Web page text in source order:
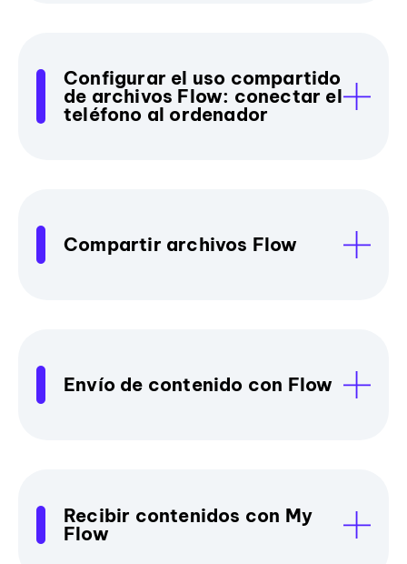
Configurar el uso compartido
de archivos Flow: conectar el
teléfono al ordenador
Compartir archivos Flow
Envío de contenido con Flow
Recibir contenidos con My
Flow